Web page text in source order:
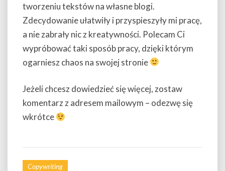
tworzeniu tekstów na własne blogi.
Zdecydowanie ułatwiły i przyspieszyły mi pracę,
a nie zabrały nic z kreatywności. Polecam Ci
wypróbować taki sposób pracy, dzięki którym
ogarniesz chaos na swojej stronie
Jeżeli chcesz dowiedzieć się więcej, zostaw
komentarz z adresem mailowym – odezwę się
wkrótce
Copywriting